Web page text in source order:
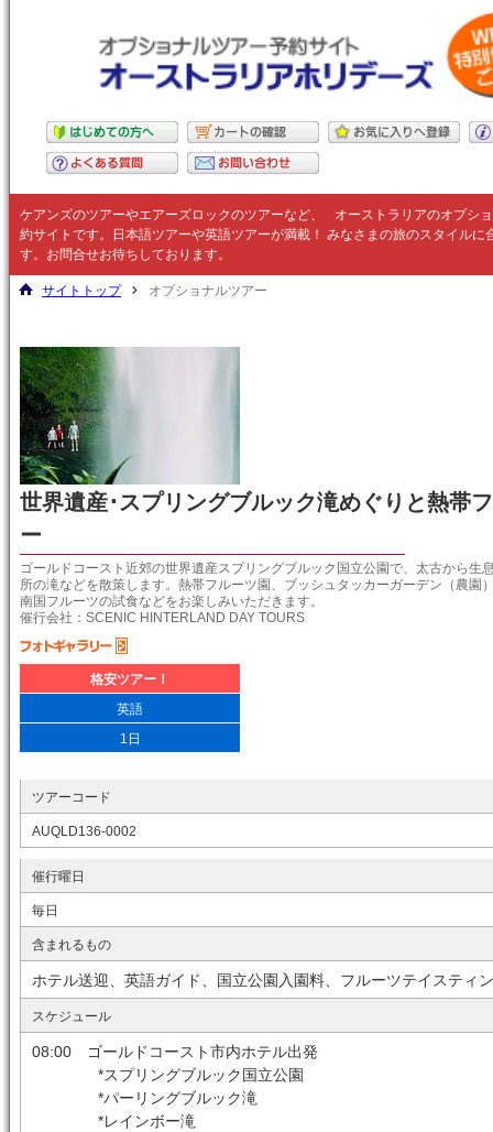
ケアンズのツアーやエアーズロックのツアーなど、 オーストラリアのオプシ
約サイトです。日本語ツアーや英語ツアーが満載！ みなさまの旅のスタイルに
す。お問合せお待ちしております。
サイトトップ オプショナルツアー
世界遺産･スプリングブルック滝めぐりと熱帯
ー
ゴールドコースト近郊の世界遺産スプリングブルック国立公園で、太古から生
所の滝などを散策します。熱帯フルーツ園、ブッシュタッカーガーデン（農園
南国フルーツの試食などをお楽しみいただきます。
催行会社：SCENIC HINTERLAND DAY TOURS
格安ツアー！
英語
1日
ツアーコード
AUQLD136-0002
催行曜日
毎日
含まれるもの
ホテル送迎、英語ガイド、国立公園入園料、フルーツテイスティ
スケジュール
08:00 ゴールドコースト市内ホテル出発
*スプリングブルック国立公園
*パーリングブルック滝
*レインボー滝